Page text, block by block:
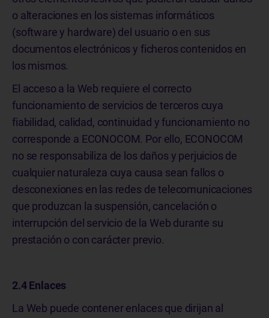
o alteraciones en los sistemas informáticos
(software y hardware) del usuario o en sus
documentos electrónicos y ficheros contenidos en
los mismos.
El acceso a la Web requiere el correcto
funcionamiento de servicios de terceros cuya
fiabilidad, calidad, continuidad y funcionamiento no
corresponde a ECONOCOM. Por ello, ECONOCOM
no se responsabiliza de los daños y perjuicios de
cualquier naturaleza cuya causa sean fallos o
desconexiones en las redes de telecomunicaciones
que produzcan la suspensión, cancelación o
interrupción del servicio de la Web durante su
prestación o con carácter previo.
2.4 Enlaces
La Web puede contener enlaces que dirijan al